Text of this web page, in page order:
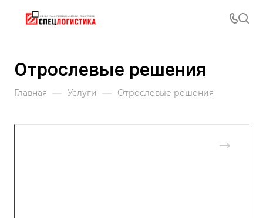
Отрослевые решения
Главная — Услуги — Отрослевые решения